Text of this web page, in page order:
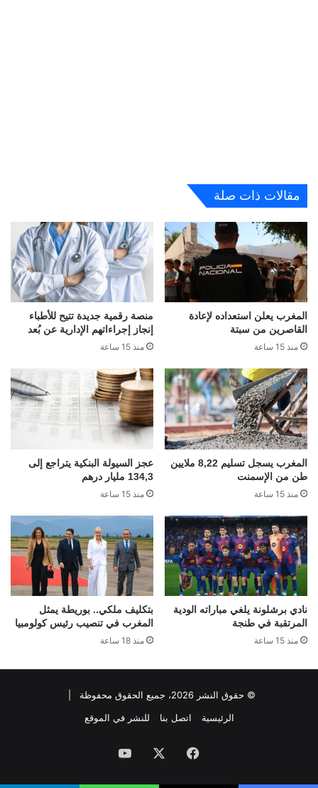
مقالات ذات صلة
المغرب يعلن استعداده لإعادة
القاصرين من سبتة
منذ 15 ساعة
منصة رقمية جديدة تتيح للأطباء
إنجاز إجراءاتهم الإدارية عن بُعد
منذ 15 ساعة
المغرب يسجل تسليم 8,22 ملايين
طن من الإسمنت
منذ 15 ساعة
عجز السيولة البنكية يتراجع إلى
134,3 مليار درهم
منذ 15 ساعة
نادي برشلونة يلغي مباراته الودية
المرتقبة في طنجة
منذ 15 ساعة
بتكليف ملكي.. بوريطة يمثل
المغرب في تنصيب رئيس كولومبيا
منذ 18 ساعة
© حقوق النشر 2026، جميع الحقوق محفوظة |
الرئيسية
اتصل بنا للنشر في الموقع
فيسبوك